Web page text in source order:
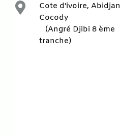

Cote d’ivoire, Abidjan
Cocody
(Angré Djibi 8 ème
tranche)